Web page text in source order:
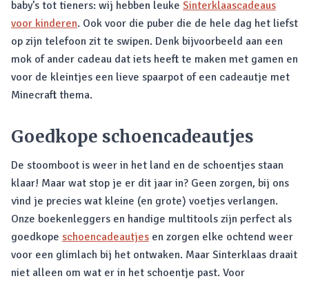
baby’s tot tieners: wij hebben leuke Sinterklaascadeaus
voor kinderen. Ook voor die puber die de hele dag het liefst
op zijn telefoon zit te swipen. Denk bijvoorbeeld aan een
mok of ander cadeau dat iets heeft te maken met gamen en
voor de kleintjes een lieve spaarpot of een cadeautje met
Minecraft thema.
Goedkope schoencadeautjes
De stoomboot is weer in het land en de schoentjes staan
klaar! Maar wat stop je er dit jaar in? Geen zorgen, bij ons
vind je precies wat kleine (en grote) voetjes verlangen.
Onze boekenleggers en handige multitools zijn perfect als
goedkope schoencadeautjes en zorgen elke ochtend weer
voor een glimlach bij het ontwaken. Maar Sinterklaas draait
niet alleen om wat er in het schoentje past. Voor